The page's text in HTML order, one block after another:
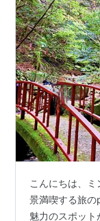
こんにちは、
景満喫する旅
魅力のスポッ